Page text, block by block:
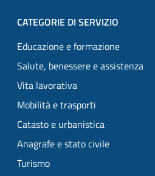
CATEGORIE DI SERVIZIO
Educazione e formazione
Salute, benessere e assistenza
Vita lavorativa
Mobilità e trasporti
Catasto e urbanistica
Anagrafe e stato civile
Turismo